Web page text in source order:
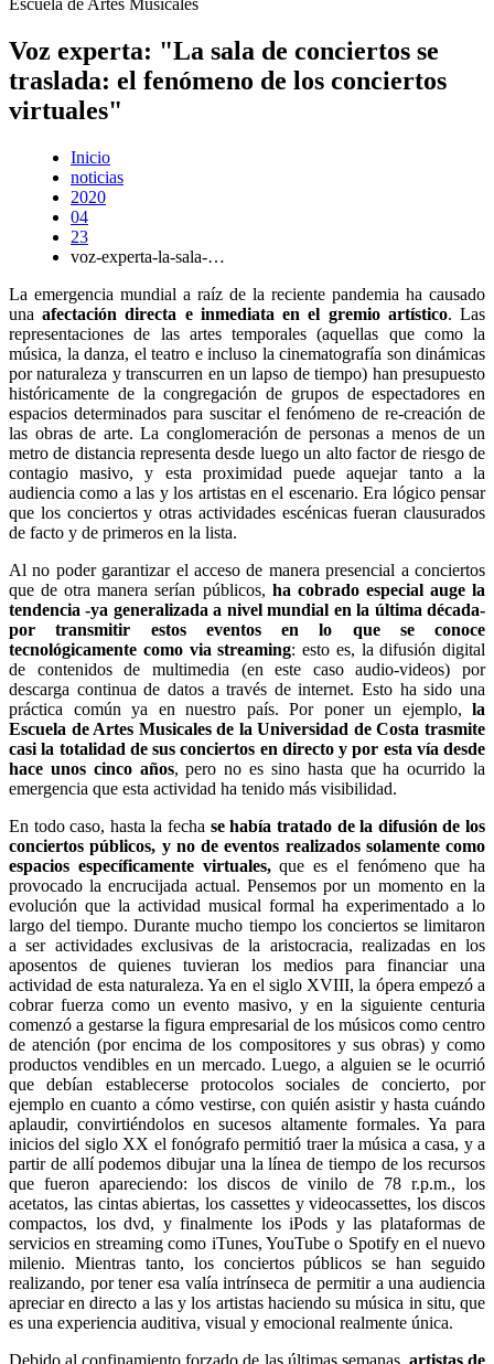
Escuela de Artes Musicales
Voz experta: "La sala de conciertos se
traslada: el fenómeno de los conciertos
virtuales"
Inicio
noticias
2020
04
23
voz-experta-la-sala-…
La emergencia mundial a raíz de la reciente pandemia ha causado
unaafectación directa e inmediata en el gremio artístico. Las
representaciones de las artes temporales (aquellas que como la
música, la danza, el teatro e incluso la cinematografía son dinámicas
por naturaleza y transcurren en un lapso de tiempo) han presupuesto
históricamente de la congregación de grupos de espectadores en
espacios determinados para suscitar el fenómeno de re-creación de
las obras de arte. La conglomeración de personas a menos de un
metro de distancia representa desde luego un alto factor de riesgo de
contagio masivo, y esta proximidad puede aquejar tanto a la
audiencia como a las y los artistas en el escenario. Era lógico pensar
que los conciertos y otras actividades escénicas fueran clausurados
de facto y de primeros en la lista.
Al no poder garantizar el acceso de manera presencial a conciertos
que de otra manera serían públicos, ha cobrado especial auge la
tendencia -ya generalizada a nivel mundial en la última década-
por transmitir estos eventos en lo que se conoce
tecnológicamente como via streaming: esto es, la difusión digital
de contenidos de multimedia (en este caso audio-videos) por
descarga continua de datos a través de internet. Esto ha sido una
práctica común ya en nuestro país. Por poner un ejemplo, la
Escuela de Artes Musicales de la Universidad de Costa trasmite
casi la totalidad de sus conciertos en directo y por esta vía desde
hace unos cinco años, pero no es sino hasta que ha ocurrido la
emergencia que esta actividad ha tenido más visibilidad.
En todo caso, hasta la fecha se había tratado de la difusión de los
conciertos públicos, y no de eventos realizados solamente como
espacios específicamente virtuales,que es el fenómeno que ha
provocado la encrucijada actual. Pensemos por un momento en la
evolución que la actividad musical formal ha experimentado a lo
largo del tiempo. Durante mucho tiempo los conciertos se limitaron
a ser actividades exclusivas de la aristocracia, realizadas en los
aposentos de quienes tuvieran los medios para financiar una
actividad de esta naturaleza. Ya en el siglo XVIII, la ópera empezó a
cobrar fuerza como un evento masivo, y en la siguiente centuria
comenzó a gestarse la figura empresarial de los músicos como centro
de atención (por encima de los compositores y sus obras) y como
productos vendibles en un mercado. Luego, a alguien se le ocurrió
que debían establecerse protocolos sociales de concierto, por
ejemplo en cuanto a cómo vestirse, con quién asistir y hasta cuándo
aplaudir, convirtiéndolos en sucesos altamente formales. Ya para
inicios del siglo XX el fonógrafo permitió traer la música a casa, y a
partir de allí podemos dibujar una la línea de tiempo de los recursos
que fueron apareciendo: los discos de vinilo de 78 r.p.m., los
acetatos, las cintas abiertas, los cassettes y videocassettes, los discos
compactos, los dvd, y finalmente los iPods y las plataformas de
servicios en streaming como iTunes, YouTube o Spotify en el nuevo
milenio. Mientras tanto, los conciertos públicos se han seguido
realizando, por tener esa valía intrínseca de permitir a una audiencia
apreciar en directo a las y los artistas haciendo su música in situ, que
es una experiencia auditiva, visual y emocional realmente única.
Debido al confinamiento forzado de las últimas semanas, artistas de